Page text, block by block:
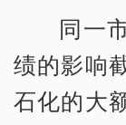
同一
绩的影响
石化的大